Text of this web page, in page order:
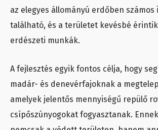
az elegyes állományú erdőben számos
található, és a területet kevésbé
erdészeti munkák.
A fejlesztés egyik fontos célja, hogy
madár- és denevérfajoknak a
amelyek jelentős mennyiségű repülő
csípőszúnyogokat fogyasztanak.